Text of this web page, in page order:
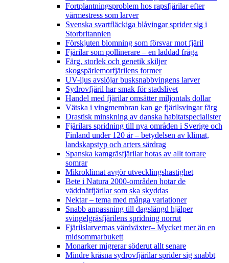
Fortplantningsproblem hos rapsfjärilar efter
värmestress som larver
Svenska svartfläckiga blåvingar sprider sig i
Storbritannien
Förskjuten blomning som försvar mot fjäril
Fjärilar som pollinerare – en laddad fråga
Färg, storlek och genetik skiljer
skogspärlemorfjärilens former
UV-ljus avslöjar busksnabbvingens larver
Sydrovfjäril har smak för stadslivet
Handel med fjärilar omsätter miljontals dollar
Vätska i vingmembran kan ge fjärilsvingar färg
Drastisk minskning av danska habitatspecialister
Fjärilars spridning till nya områden i Sverige och
Finland under 120 år– betydelsen av klimat,
landskapstyp och arters särdrag
Spanska kamgräsfjärilar hotas av allt torrare
somrar
Mikroklimat avgör utvecklingshastighet
Bete i Natura 2000-områden hotar de
väddnätfjärilar som ska skyddas
Nektar – tema med många variationer
Snabb anpassning till dagslängd hjälper
svingelgräsfjärilens spridning norrut
Fjärilslarvernas värdväxter– Mycket mer än en
midsommarbukett
Monarker migrerar söderut allt senare
Mindre kräsna sydrovfjärilar sprider sig snabbt